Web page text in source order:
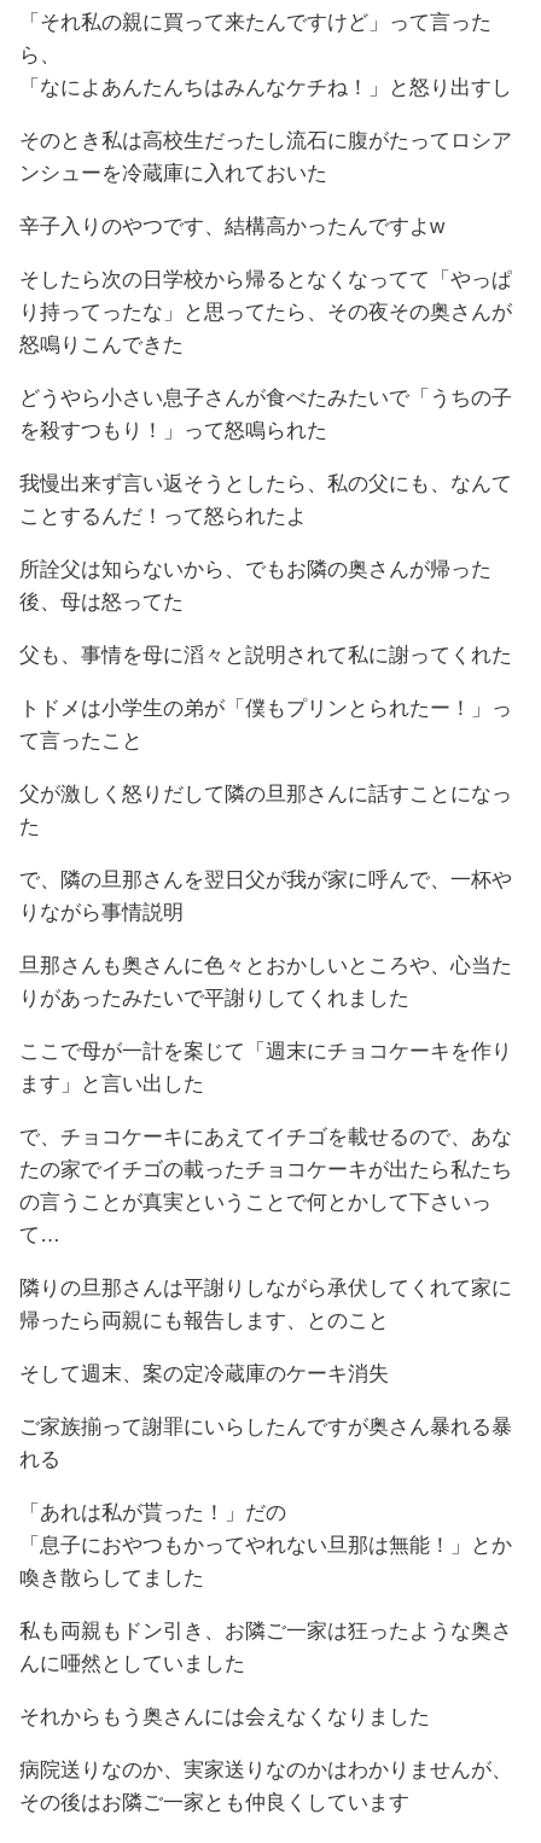
「それ私の親に買って来たんですけど」って言った
ら、
「なによあんたんちはみんなケチね！」と怒り出すし
そのとき私は高校生だったし流石に腹がたってロシア
ンシューを冷蔵庫に入れておいた
辛子入りのやつです、結構高かったんですよw
そしたら次の日学校から帰るとなくなってて「やっぱ
り持ってったな」と思ってたら、その夜その奥さんが
怒鳴りこんできた
どうやら小さい息子さんが食べたみたいで「うちの子
を殺すつもり！」って怒鳴られた
我慢出来ず言い返そうとしたら、私の父にも、なんて
ことするんだ！って怒られたよ
所詮父は知らないから、でもお隣の奥さんが帰った
後、母は怒ってた
父も、事情を母に滔々と説明されて私に謝ってくれた
トドメは小学生の弟が「僕もプリンとられたー！」っ
て言ったこと
父が激しく怒りだして隣の旦那さんに話すことになっ
た
で、隣の旦那さんを翌日父が我が家に呼んで、一杯や
りながら事情説明
旦那さんも奥さんに色々とおかしいところや、心当た
りがあったみたいで平謝りしてくれました
ここで母が一計を案じて「週末にチョコケーキを作り
ます」と言い出した
で、チョコケーキにあえてイチゴを載せるので、あな
たの家でイチゴの載ったチョコケーキが出たら私たち
の言うことが真実ということで何とかして下さいっ
て…
隣りの旦那さんは平謝りしながら承伏してくれて家に
帰ったら両親にも報告します、とのこと
そして週末、案の定冷蔵庫のケーキ消失
ご家族揃って謝罪にいらしたんですが奥さん暴れる暴
れる
「あれは私が貰った！」だの
「息子におやつもかってやれない旦那は無能！」とか
喚き散らしてました
私も両親もドン引き、お隣ご一家は狂ったような奥さ
んに唖然としていました
それからもう奥さんには会えなくなりました
病院送りなのか、実家送りなのかはわかりませんが、
その後はお隣ご一家とも仲良くしています